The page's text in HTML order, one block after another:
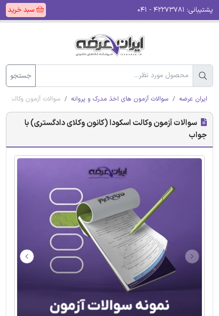
پشتیبانی: سبد خرید
جستجو
ایران عرضه سوالات آزمون های اخذ مدرک و پروانه سوالات آزمون وکالت
سوالات آزمون وکالت اسکودا (کانون وکلای دادگستری) با
جواب